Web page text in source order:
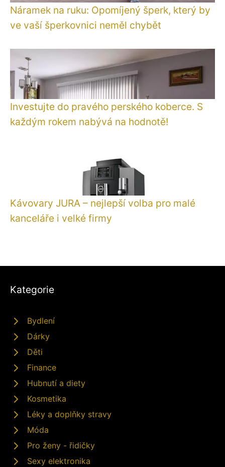
Náramek na ruku: Opomíjený šperk, který by
ve vaší šperkovnici neměl chybět
Investujte do pravého perského koberce. S
každým rokem nabývá na hodnotě!
Kávovary JURA – nejlepší volba pro malé
kanceláře i velké firmy
Kategorie
Bydlení
Dárky
Děti
Finance
Hubnutí a diety
Kosmetika
Léky a doplňky stravy
Móda
Pro ženy - řidičky
Sexy elektronika